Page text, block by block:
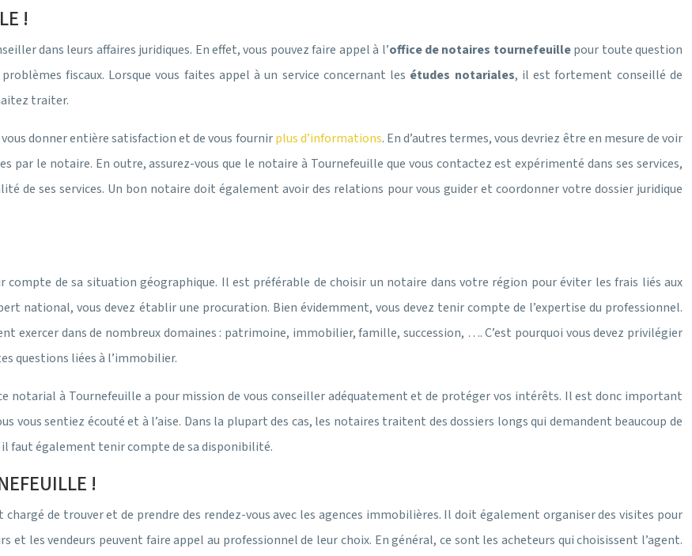
!
dans leurs affaires juridiques. En effet, vous pouvez faire appel à l’office de notaires tournefeuillepour toute question
fiscaux. Lorsque vous faites appel à un service concernant les études notariales, il est fortement conseillé de
traiter.
donner entière satisfaction et de vous fournirplus d’informations. En d’autres termes, vous devriez être en mesure de voir
le notaire. En outre, assurez-vous que le notaire à Tournefeuille que vous contactez est expérimenté dans ses services,
de ses services. Un bon notaire doit également avoir des relations pour vous guider et coordonner votre dossier juridique
compte de sa situation géographique. Il est préférable de choisir un notaire dans votre région pour éviter les frais liés aux
national, vous devez établir une procuration. Bien évidemment, vous devez tenir compte de l’expertise du professionnel.
exercer dans de nombreux domaines : patrimoine, immobilier, famille, succession, …. C’est pourquoi vous devez privilégier
questions liées à l’immobilier.
notarial à Tournefeuille a pour mission de vous conseiller adéquatement et de protéger vos intérêts. Il est donc important
vous sentiez écouté et à l’aise. Dans la plupart des cas, les notaires traitent des dossiers longs qui demandent beaucoup de
faut également tenir compte de sa disponibilité.
!
de trouver et de prendre des rendez-vous avec les agences immobilières. Il doit également organiser des visites pour
les vendeurs peuvent faire appel au professionnel de leur choix. En général, ce sont les acheteurs qui choisissent l’agent.